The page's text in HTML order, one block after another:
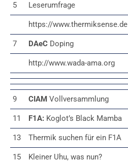
5 Leserumfrage
https://www.thermiksense.de
7 DAeC Doping
http://www.wada-ama.org
9 CIAM Vollversammlung
11 F1A: Koglot’s Black Mamba
13 Thermik suchen für ein F1A
15 Kleiner Uhu, was nun?